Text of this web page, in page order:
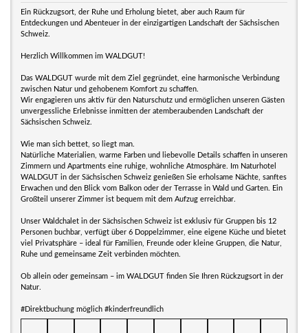
Ein Rückzugsort, der Ruhe und Erholung bietet, aber auch Raum für
Entdeckungen und Abenteuer in der einzigartigen Landschaft der Sächsischen
Schweiz.
Herzlich Willkommen im WALDGUT!
Das WALDGUT wurde mit dem Ziel gegründet, eine harmonische Verbindung
zwischen Natur und gehobenem Komfort zu schaffen.
Wir engagieren uns aktiv für den Naturschutz und ermöglichen unseren Gästen
unvergessliche Erlebnisse inmitten der atemberaubenden Landschaft der
Sächsischen Schweiz.
Wie man sich bettet, so liegt man.
Natürliche Materialien, warme Farben und liebevolle Details schaffen in unseren
Zimmern und Apartments eine ruhige, wohnliche Atmosphäre. Im Naturhotel
WALDGUT in der Sächsischen Schweiz genießen Sie erholsame Nächte, sanftes
Erwachen und den Blick vom Balkon oder der Terrasse in Wald und Garten. Ein
Großteil unserer Zimmer ist bequem mit dem Aufzug erreichbar.
Unser Waldchalet in der Sächsischen Schweiz ist exklusiv für Gruppen bis 12
Personen buchbar, verfügt über 6 Doppelzimmer, eine eigene Küche und bietet
viel Privatsphäre – ideal für Familien, Freunde oder kleine Gruppen, die Natur,
Ruhe und gemeinsame Zeit verbinden möchten.
Ob allein oder gemeinsam – im WALDGUT finden Sie Ihren Rückzugsort in der
Natur.
#Direktbuchung möglich #kinderfreundlich